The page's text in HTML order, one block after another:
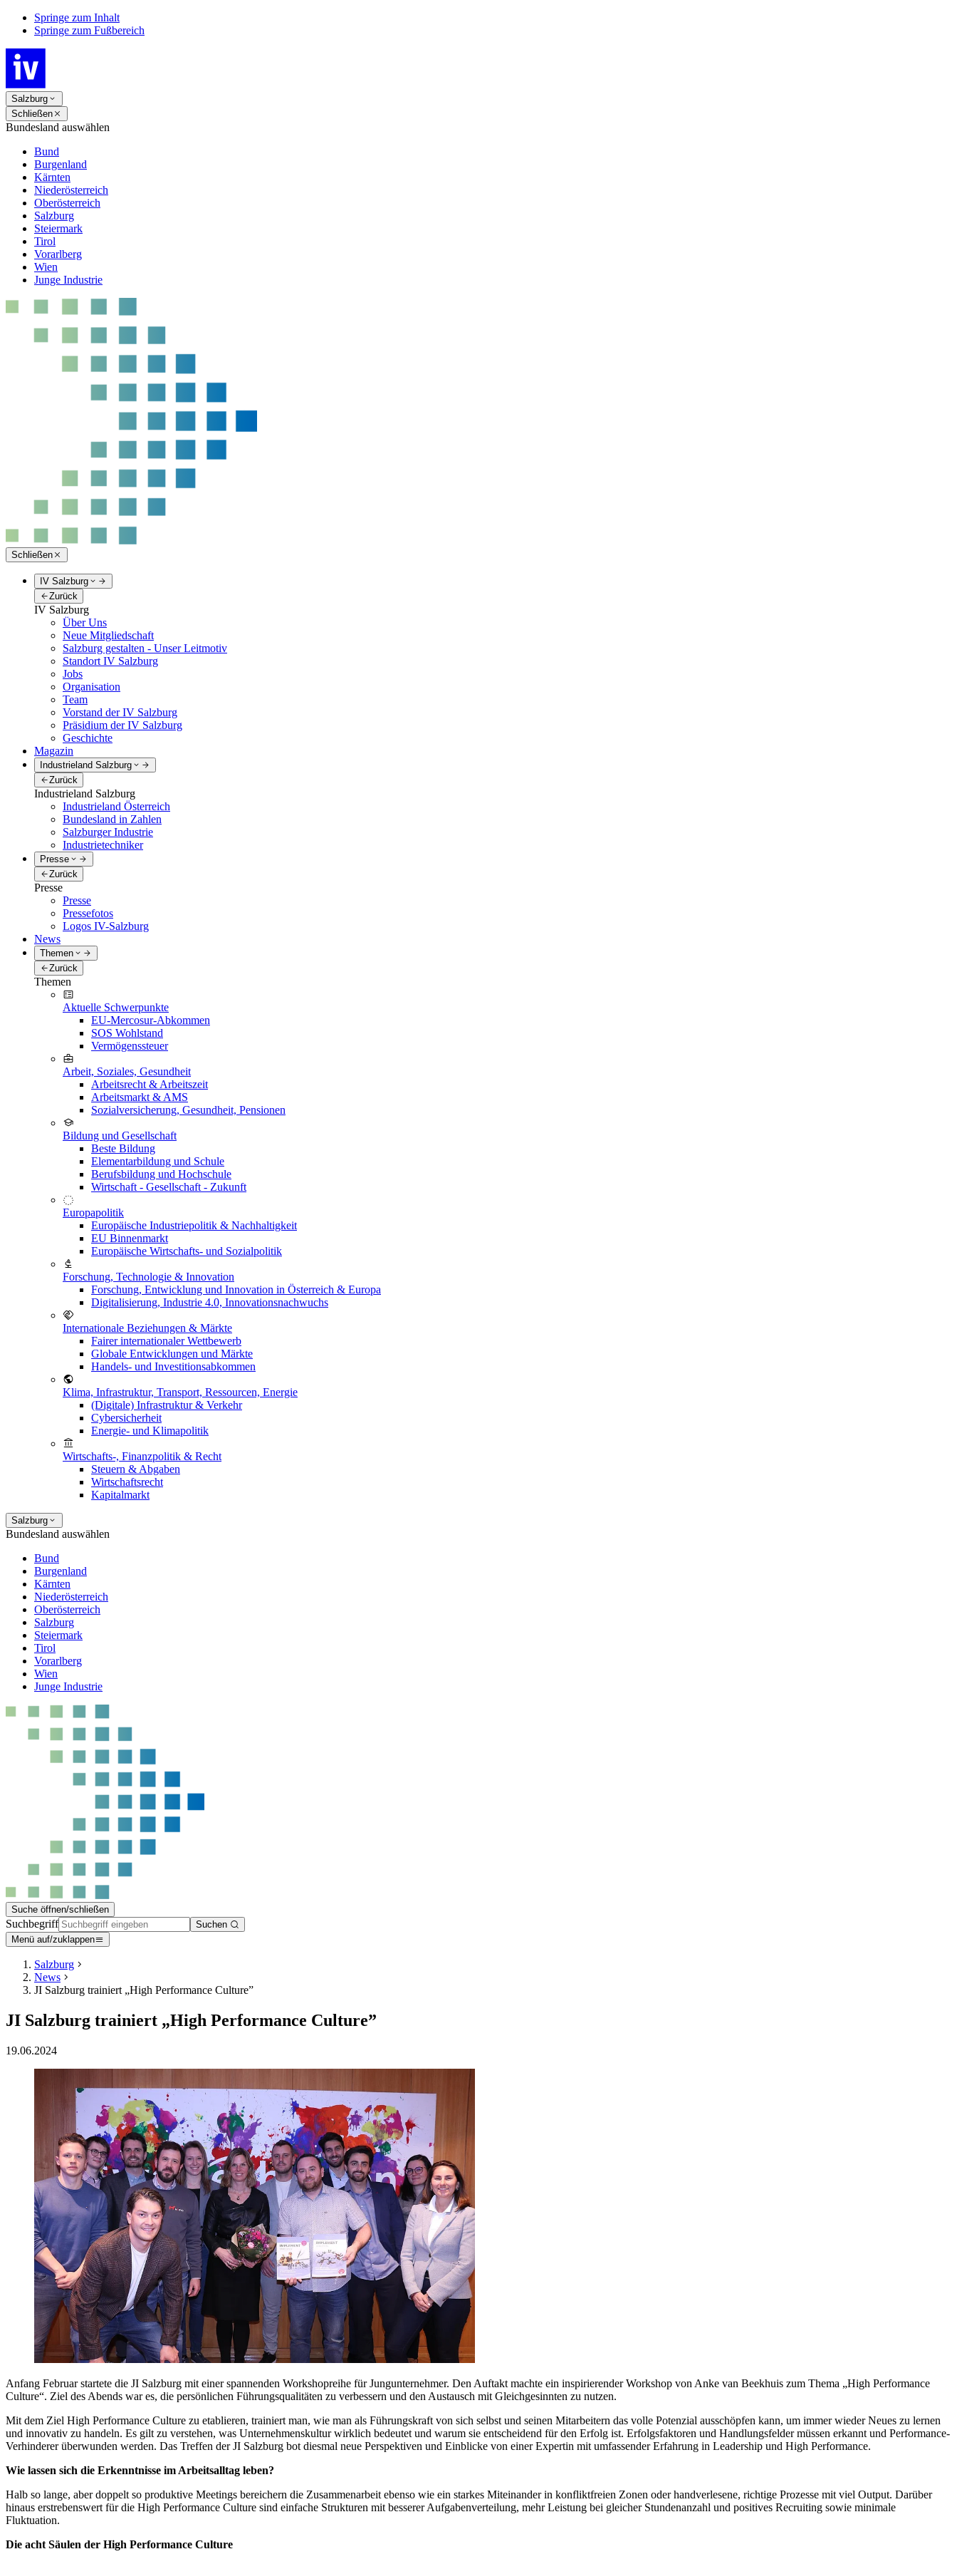
Springe zum Inhalt
Springe zum Fußbereich
Salzburg
Schließen
Bundesland auswählen
Bund
Burgenland
Kärnten
Niederösterreich
Oberösterreich
Salzburg
Steiermark
Tirol
Vorarlberg
Wien
Junge Industrie
Schließen
IV Salzburg
Zurück
IV Salzburg
Über Uns
Neue Mitgliedschaft
Salzburg gestalten - Unser Leitmotiv
Standort IV Salzburg
Jobs
Organisation
Team
Vorstand der IV Salzburg
Präsidium der IV Salzburg
Geschichte
Magazin
Industrieland Salzburg
Zurück
Industrieland Salzburg
Industrieland Österreich
Bundesland in Zahlen
Salzburger Industrie
Industrietechniker
Presse
Zurück
Presse
Presse
Pressefotos
Logos IV-Salzburg
News
Themen
Zurück
Themen
Aktuelle Schwerpunkte
EU-Mercosur-Abkommen
SOS Wohlstand
Vermögenssteuer
Arbeit, Soziales, Gesundheit
Arbeitsrecht & Arbeitszeit
Arbeitsmarkt & AMS
Sozialversicherung, Gesundheit, Pensionen
Bildung und Gesellschaft
Beste Bildung
Elementarbildung und Schule
Berufsbildung und Hochschule
Wirtschaft - Gesellschaft - Zukunft
Europapolitik
Europäische Industriepolitik & Nachhaltigkeit
EU Binnenmarkt
Europäische Wirtschafts- und Sozialpolitik
Forschung, Technologie & Innovation
Forschung, Entwicklung und Innovation in Österreich & Europa
Digitalisierung, Industrie 4.0, Innovationsnachwuchs
Internationale Beziehungen & Märkte
Fairer internationaler Wettbewerb
Globale Entwicklungen und Märkte
Handels- und Investitionsabkommen
Klima, Infrastruktur, Transport, Ressourcen, Energie
(Digitale) Infrastruktur & Verkehr
Cybersicherheit
Energie- und Klimapolitik
Wirtschafts-, Finanzpolitik & Recht
Steuern & Abgaben
Wirtschaftsrecht
Kapitalmarkt
Salzburg
Bundesland auswählen
Bund
Burgenland
Kärnten
Niederösterreich
Oberösterreich
Salzburg
Steiermark
Tirol
Vorarlberg
Wien
Junge Industrie
Suche öffnen/schließen
Suchbegriff
Suchen
Menü auf/zuklappen
Salzburg
News
JI Salzburg trainiert „High Performance Culture”
JI Salzburg trainiert „High Performance Culture”
19.06.2024
Anfang Februar startete die JI Salzburg mit einer spannenden Workshopreihe für Jungunternehmer. Den Auftakt machte ein inspirierender Workshop von Anke van Beekhuis zum Thema „High Performance
Culture“. Ziel des Abends war es, die persönlichen Führungsqualitäten zu verbessern und den Austausch mit Gleichgesinnten zu nutzen.
Mit dem Ziel High Performance Culture zu etablieren, trainiert man, wie man als Führungskraft von sich selbst und seinen Mitarbeitern das volle Potenzial ausschöpfen kann, um immer wieder Neues zu lernen
und innovativ zu handeln. Es gilt zu verstehen, was Unternehmenskultur wirklich bedeutet und warum sie entscheidend für den Erfolg ist. Erfolgsfaktoren und Handlungsfelder müssen erkannt und Performance-
Verhinderer überwunden werden. Das Treffen der JI Salzburg bot diesmal neue Perspektiven und Einblicke von einer Expertin mit umfassender Erfahrung in Leadership und High Performance.
Wie lassen sich die Erkenntnisse im Arbeitsalltag leben?
Halb so lange, aber doppelt so produktive Meetings bereichern die Zusammenarbeit ebenso wie ein starkes Miteinander in konfliktfreien Zonen oder handverlesene, richtige Prozesse mit viel Output. Darüber
hinaus erstrebenswert für die High Performance Culture sind einfache Strukturen mit besserer Aufgabenverteilung, mehr Leistung bei gleicher Stundenanzahl und positives Recruiting sowie minimale
Fluktuation.
Die acht Säulen der High Performance Culture